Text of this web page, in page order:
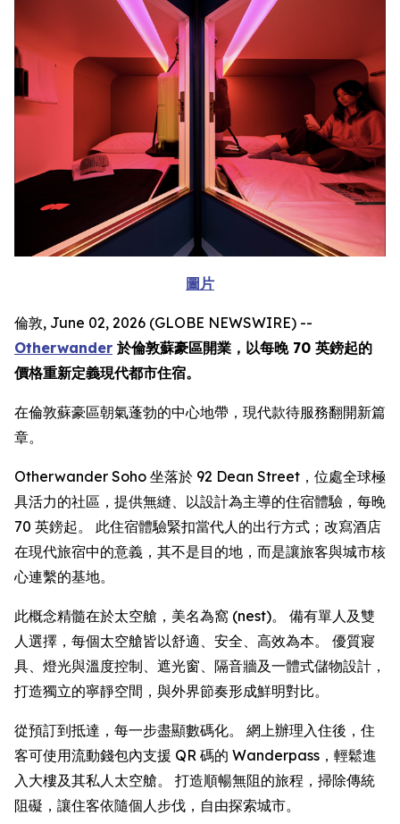
圖片
倫敦, June 02, 2026 (GLOBE NEWSWIRE) --
Otherwander 於倫敦蘇豪區開業，以每晚 70 英鎊起的
價格重新定義現代都市住宿。
在倫敦蘇豪區朝氣蓬勃的中心地帶，現代款待服務翻開新篇
章。
Otherwander Soho 坐落於 92 Dean Street，位處全球極
具活力的社區，提供無縫、以設計為主導的住宿體驗，每晚
70 英鎊起。 此住宿體驗緊扣當代人的出行方式；改寫酒店
在現代旅宿中的意義，其不是目的地，而是讓旅客與城市核
心連繫的基地。
此概念精髓在於太空艙，美名為窩 (nest)。 備有單人及雙
人選擇，每個太空艙皆以舒適、安全、高效為本。 優質寢
具、燈光與溫度控制、遮光窗、隔音牆及一體式儲物設計，
打造獨立的寧靜空間，與外界節奏形成鮮明對比。
從預訂到抵達，每一步盡顯數碼化。 網上辦理入住後，住
客可使用流動錢包內支援 QR 碼的 Wanderpass，輕鬆進
入大樓及其私人太空艙。 打造順暢無阻的旅程，掃除傳統
阻礙，讓住客依隨個人步伐，自由探索城市。